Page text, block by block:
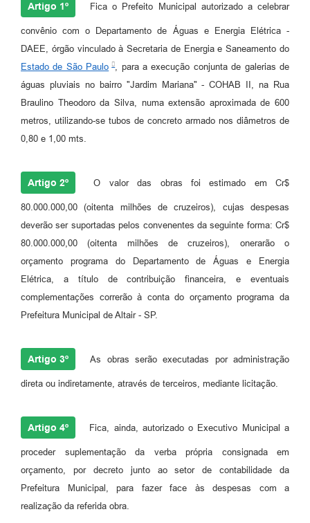
Artigo 1º Fica o Prefeito Municipal autorizado a celebrar
convênio com o Departamento de Águas e Energia Elétrica -
DAEE, órgão vinculado à Secretaria de Energia e Saneamento do
Estado de São Paulo
, para a execução conjunta de galerias de
águas pluviais no bairro "Jardim Mariana" - COHAB II, na Rua
Braulino Theodoro da Silva, numa extensão aproximada de 600
metros, utilizando-se tubos de concreto armado nos diâmetros de
0,80 e 1,00 mts.
Artigo 2º O valor das obras foi estimado em Cr$
80.000.000,00 (oitenta milhões de cruzeiros), cujas despesas
deverão ser suportadas pelos convenentes da seguinte forma: Cr$
80.000.000,00 (oitenta milhões de cruzeiros), onerarão o
orçamento programa do Departamento de Águas e Energia
Elétrica, a título de contribuição financeira, e eventuais
complementações correrão à conta do orçamento programa da
Prefeitura Municipal de Altair - SP.
Artigo 3º As obras serão executadas por administração
direta ou indiretamente, através de terceiros, mediante licitação.
Artigo 4º Fica, ainda, autorizado o Executivo Municipal a
proceder suplementação da verba própria consignada em
orçamento, por decreto junto ao setor de contabilidade da
Prefeitura Municipal, para fazer face às despesas com a
realização da referida obra.